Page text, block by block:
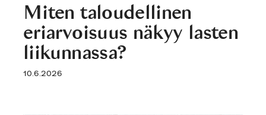
Miten taloudellinen
eriarvoisuus näkyy lasten
liikunnassa?
10.6.2026